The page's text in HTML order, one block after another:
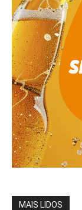
MAIS LIDOS